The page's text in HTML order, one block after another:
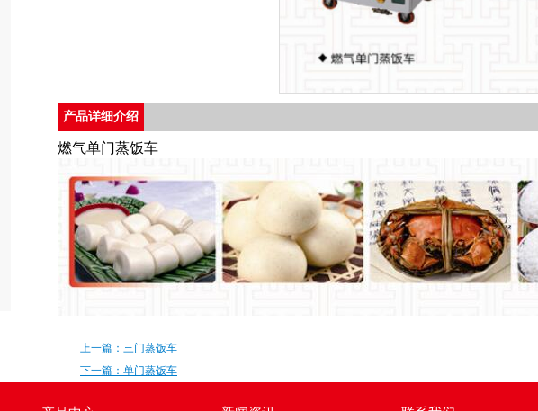
产品详细介绍
燃气单门蒸饭车
上一篇：三门蒸饭车
下一篇：单门蒸饭车